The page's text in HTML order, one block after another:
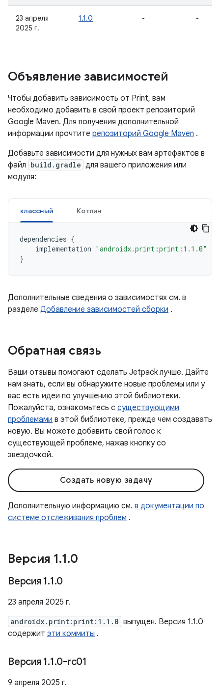
23 апреля
2025 г.
1.1.0 - -
Объявление зависимостей
Чтобы добавить зависимость от Print, вам
необходимо добавить в свой проект репозиторий
Google Maven. Для получения дополнительной
информации прочтите репозиторий Google Maven .
Добавьте зависимости для нужных вам артефактов в
файл build.gradle для вашего приложения или
модуля:
классный Котлин
dependencies {
implementation "androidx.print:print:1.1.0"
}
Дополнительные сведения о зависимостях см. в
разделе Добавление зависимостей сборки .
Обратная связь
Ваши отзывы помогают сделать Jetpack лучше. Дайте
нам знать, если вы обнаружите новые проблемы или у
вас есть идеи по улучшению этой библиотеки.
Пожалуйста, ознакомьтесь с существующими
проблемами в этой библиотеке, прежде чем создавать
новую. Вы можете добавить свой голос к
существующей проблеме, нажав кнопку со
звездочкой.
Создать новую задачу
Дополнительную информацию см. в документации по
системе отслеживания проблем .
Версия 1.1.0
Версия 1.1.0
23 апреля 2025 г.
androidx.print:print:1.1.0 выпущен. Версия 1.1.0
содержит эти коммиты .
Версия 1.1.0-rc01
9 апреля 2025 г.